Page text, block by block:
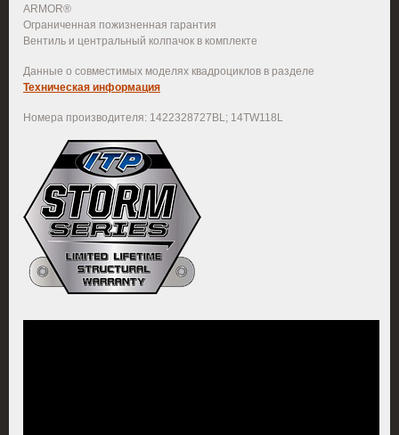
ARMOR®
Ограниченная пожизненная гарантия
Вентиль и центральный колпачок в комплекте
Данные о совместимых моделях квадроциклов в разделе
Техническая информация
Номера производителя: 1422328727BL; 14TW118L